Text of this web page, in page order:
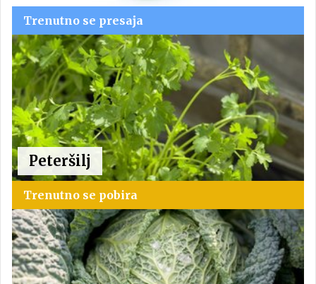
Trenutno se presaja
Peteršilj
Trenutno se pobira